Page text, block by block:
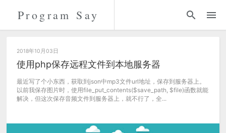
Program Say 代码
2018年10月03日
使用php保存远程文件到本地服务器
最近写了个小东西，获取到json中mp3文件url地址，保存到服务器上。
以前我保存图片时，使用file_put_contents($save_path, $file)函数就能
解决，但这次保存音频文件到服务器上，就不行了，全...